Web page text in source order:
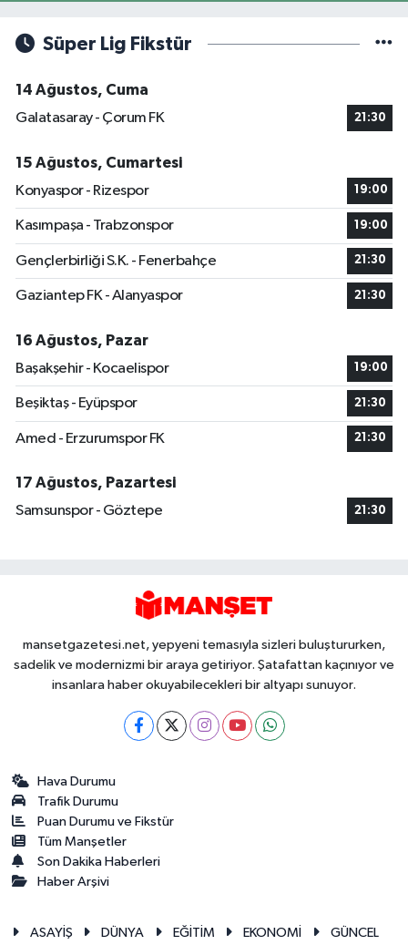
Süper Lig Fikstür
14 Ağustos, Cuma
Galatasaray - Çorum FK
21:30
15 Ağustos, Cumartesi
Konyaspor - Rizespor
19:00
Kasımpaşa - Trabzonspor 19:00
Gençlerbirliği S.K. - Fenerbahçe 21:30
Gaziantep FK - Alanyaspor 21:30
16 Ağustos, Pazar
Başakşehir - Kocaelispor
19:00
Beşiktaş - Eyüpspor 21:30
Amed - Erzurumspor FK 21:30
17 Ağustos, Pazartesi
Samsunspor - Göztepe
21:30
mansetgazetesi.net, yepyeni temasıyla sizleri buluştururken,
sadelik ve modernizmi bir araya getiriyor. Şatafattan kaçınıyor ve
insanlara haber okuyabilecekleri bir altyapı sunuyor.
Hava Durumu
Trafik Durumu
Puan Durumu ve Fikstür
Tüm Manşetler
Son Dakika Haberleri
Haber Arşivi
ASAYİŞ DÜNYA EĞİTİM EKONOMİ GÜNCEL